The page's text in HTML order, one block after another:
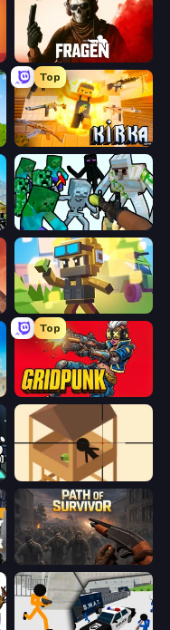
Fragen
Top
Kirka.io
Pixel Shooter
Top
Elite Sniper
Path of Survivor